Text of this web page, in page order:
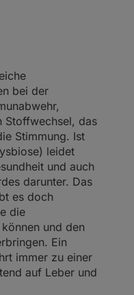
bei der
Stoffwechsel, das
Stimmung. Ist
leidet
und auch
darunter. Das
es doch
die
und den
Ein
immer zu einer
auf Leber und